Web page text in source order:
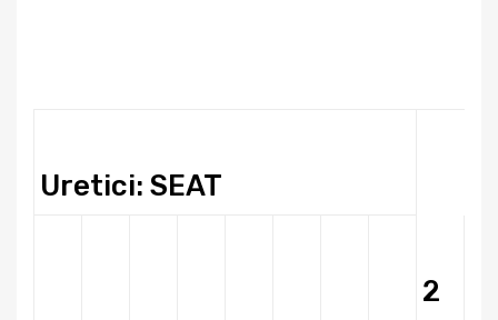
Uretici: SEAT
2